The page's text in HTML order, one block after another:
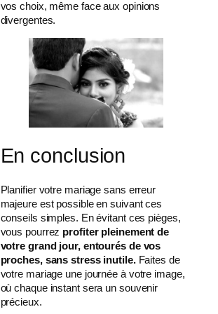
vos choix, même face aux opinions
divergentes.
En conclusion
Planifier votre mariage sans erreur
majeure est possible en suivant ces
conseils simples. En évitant ces pièges,
vous pourrez profiter pleinement de
votre grand jour, entourés de vos
proches, sans stress inutile.Faites de
votre mariage une journée à votre image,
où chaque instant sera un souvenir
précieux.